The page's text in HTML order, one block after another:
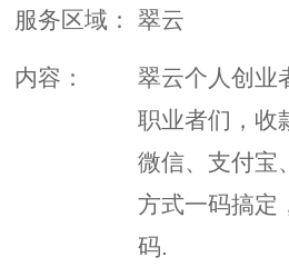
服务区域： 翠云
内容：
翠云个人创业
职业者们，收
微信、支付宝
方式一码搞定
码.